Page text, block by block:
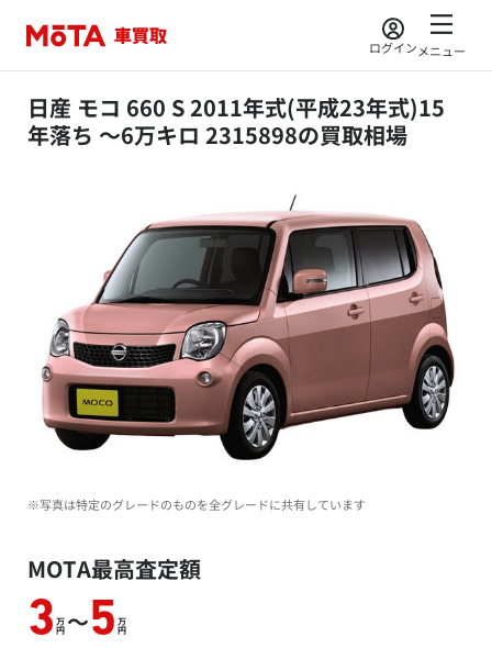
ログインメニュー
日産 モコ 660 S 2011年式(平成23年式)15
年落ち ～6万キロ 2315898の買取相場
※写真は特定のグレードのものを全グレードに共有しています
MOTA最高査定額
3 万
円 ～5 万
円